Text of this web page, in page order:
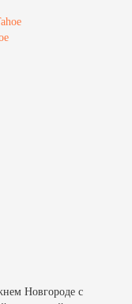
Новгороде с